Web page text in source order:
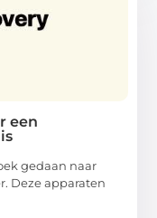
een
gedaan naar
Deze apparaten